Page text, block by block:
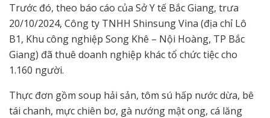
Trước đó, theo báo cáo của Sở Y tế Bắc Giang, trưa
20/10/2024, Công ty TNHH Shinsung Vina (địa chỉ Lô
B1, Khu công nghiệp Song Khê – Nội Hoàng, TP Bắc
Giang) đã thuê doanh nghiệp khác tổ chức tiệc cho
1.160 người.
Thực đơn gồm soup hải sản, tôm sú hấp nước dừa, bê
tái chanh, mực chiên bơ, gà nướng mật ong, cá lăng